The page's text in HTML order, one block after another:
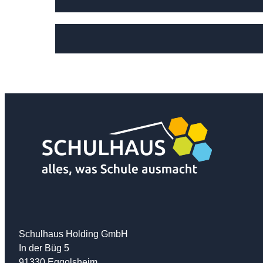
Schulhaus Holding GmbH
In der Büg 5